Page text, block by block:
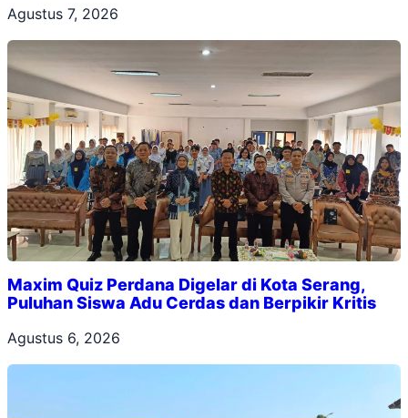
Agustus 7, 2026
Maxim Quiz Perdana Digelar di Kota Serang,
Puluhan Siswa Adu Cerdas dan Berpikir Kritis
Agustus 6, 2026